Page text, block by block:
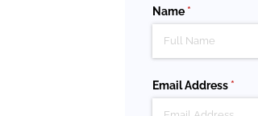
Name *
(required)
Email Address *